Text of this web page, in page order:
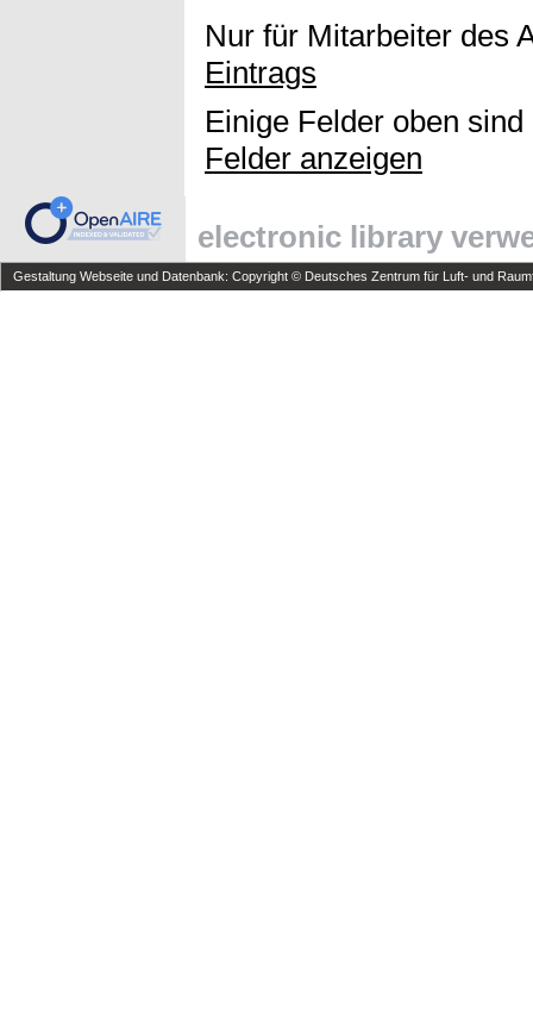
Nur für Mitarbeiter des
Eintrags
Einige Felder oben
Felder anzeigen
electronic library
Gestaltung Webseite und Datenbank: Copyright © Deutsches Zentrum für Luft- und